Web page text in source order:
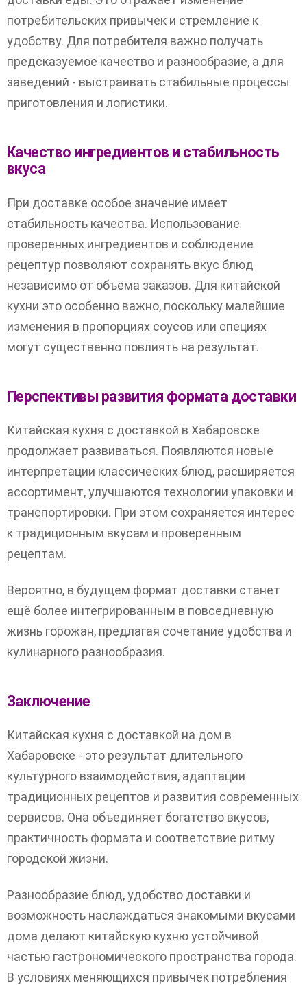
потребительских привычек и стремление к
удобству. Для потребителя важно получать
предсказуемое качество и разнообразие, а для
заведений - выстраивать стабильные процессы
приготовления и логистики.
Качество ингредиентов и стабильность
вкуса
При доставке особое значение имеет
стабильность качества. Использование
проверенных ингредиентов и соблюдение
рецептур позволяют сохранять вкус блюд
независимо от объёма заказов. Для китайской
кухни это особенно важно, поскольку малейшие
изменения в пропорциях соусов или специях
могут существенно повлиять на результат.
Перспективы развития формата доставки
Китайская кухня с доставкой в Хабаровске
продолжает развиваться. Появляются новые
интерпретации классических блюд, расширяется
ассортимент, улучшаются технологии упаковки и
транспортировки. При этом сохраняется интерес
к традиционным вкусам и проверенным
рецептам.
Вероятно, в будущем формат доставки станет
ещё более интегрированным в повседневную
жизнь горожан, предлагая сочетание удобства и
кулинарного разнообразия.
Заключение
Китайская кухня с доставкой на дом в
Хабаровске - это результат длительного
культурного взаимодействия, адаптации
традиционных рецептов и развития современных
сервисов. Она объединяет богатство вкусов,
практичность формата и соответствие ритму
городской жизни.
Разнообразие блюд, удобство доставки и
возможность наслаждаться знакомыми вкусами
дома делают китайскую кухню устойчивой
частью гастрономического пространства города.
В условиях меняющихся привычек потребления